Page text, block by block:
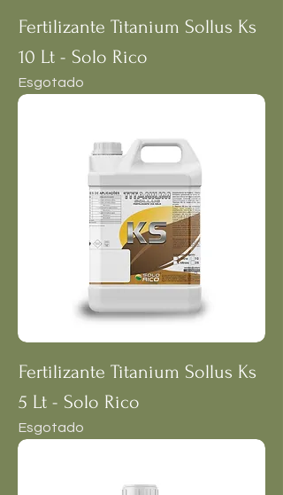
Fertilizante Titanium Sollus Ks
10 Lt - Solo Rico
Esgotado
Fertilizante Titanium Sollus Ks
5 Lt - Solo Rico
Esgotado